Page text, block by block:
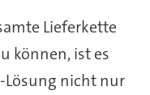
Lieferkette
können, ist es
Lösung nicht nur